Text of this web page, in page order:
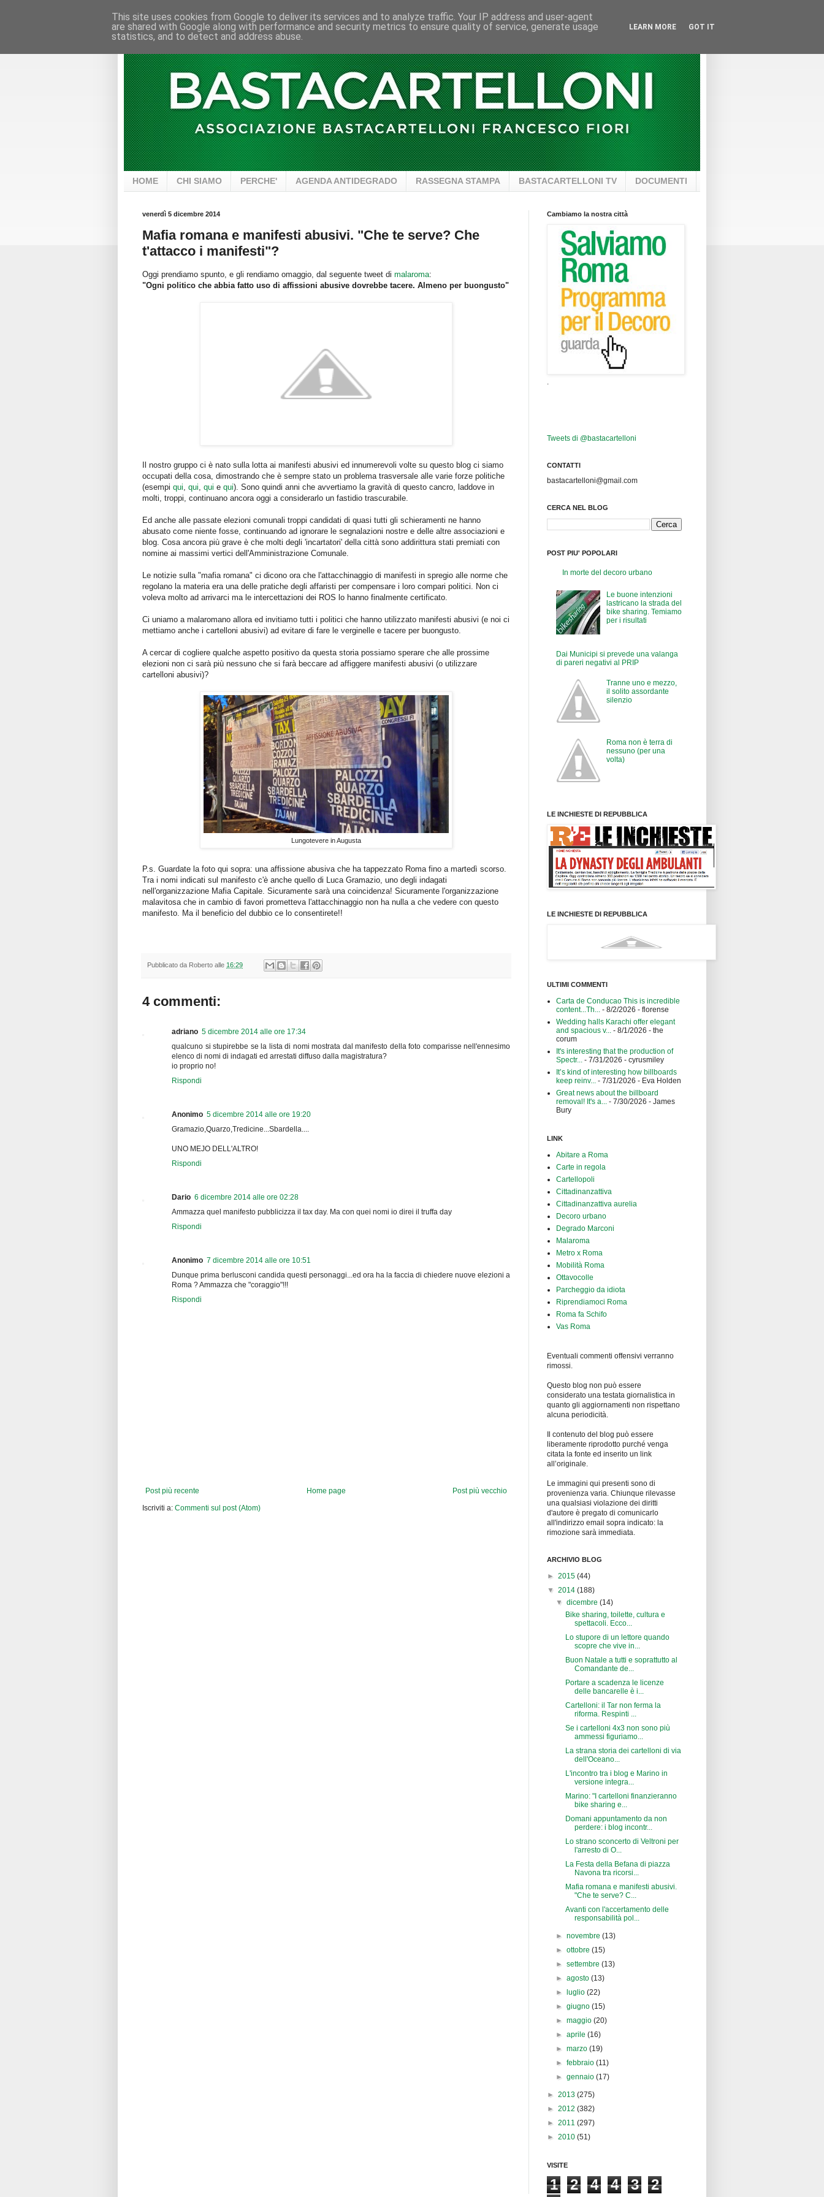
HOME CHI SIAMO PERCHE' AGENDA ANTIDEGRADO RASSEGNA STAMPA BASTACARTELLONI TV DOCUMENTI
venerdì 5 dicembre 2014
Mafia romana e manifesti abusivi. "Che te serve? Che
t'attacco i manifesti"?
Oggi prendiamo spunto, e gli rendiamo omaggio, dal seguente tweet di malaroma:
"Ogni politico che abbia fatto uso di affissioni abusive dovrebbe tacere. Almeno per buongusto"
Il nostro gruppo ci è nato sulla lotta ai manifesti abusivi ed innumerevoli volte su questo blog ci siamo
occupati della cosa, dimostrando che è sempre stato un problema trasversale alle varie forze politiche
(esempi qui, qui, qui e qui). Sono quindi anni che avvertiamo la gravità di questo cancro, laddove in
molti, troppi, continuano ancora oggi a considerarlo un fastidio trascurabile.
Ed anche alle passate elezioni comunali troppi candidati di quasi tutti gli schieramenti ne hanno
abusato come niente fosse, continuando ad ignorare le segnalazioni nostre e delle altre associazioni e
blog. Cosa ancora più grave è che molti degli 'incartatori' della città sono addirittura stati premiati con
nomine ai massimi vertici dell'Amministrazione Comunale.
Le notizie sulla "mafia romana" ci dicono ora che l'attacchinaggio di manifesti in spregio alle norme che
regolano la materia era una delle pratiche degli affaristi per compensare i loro compari politici. Non ci
voleva molto ad arrivarci ma le intercettazioni dei ROS lo hanno finalmente certificato.
Ci uniamo a malaromano allora ed invitiamo tutti i politici che hanno utilizzato manifesti abusivi (e noi ci
mettiamo anche i cartelloni abusivi) ad evitare di fare le verginelle e tacere per buongusto.
A cercar di cogliere qualche aspetto positivo da questa storia possiamo sperare che alle prossime
elezioni non ci sarà più nessuno che si farà beccare ad affiggere manifesti abusivi (o utilizzare
cartelloni abusivi)?
Lungotevere in Augusta
P.s. Guardate la foto qui sopra: una affissione abusiva che ha tappezzato Roma fino a martedì scorso.
Tra i nomi indicati sul manifesto c'è anche quello di Luca Gramazio, uno degli indagati
nell'organizzazione Mafia Capitale. Sicuramente sarà una coincidenza! Sicuramente l'organizzazione
malavitosa che in cambio di favori prometteva l'attacchinaggio non ha nulla a che vedere con questo
manifesto. Ma il beneficio del dubbio ce lo consentirete!!
Pubblicato da Roberto alle 16:29
4 commenti:
adriano 5 dicembre 2014 alle ore 17:34
qualcuno si stupirebbe se la lista di nomi mostrata dal manifesto della foto comparisse nell'ennesimo
elenco di nomi di indagati ed arrestati diffuso dalla magistratura?
io proprio no!
Rispondi
Anonimo 5 dicembre 2014 alle ore 19:20
Gramazio,Quarzo,Tredicine...Sbardella....
UNO MEJO DELL'ALTRO!
Rispondi
Dario 6 dicembre 2014 alle ore 02:28
Ammazza quel manifesto pubblicizza il tax day. Ma con quei nomi io direi il truffa day
Rispondi
Anonimo 7 dicembre 2014 alle ore 10:51
Dunque prima berlusconi candida questi personaggi...ed ora ha la faccia di chiedere nuove elezioni a
Roma ? Ammazza che "coraggio"!!!
Rispondi
Post più recente Post più vecchio
Home page
Iscriviti a: Commenti sul post (Atom)
Cambiamo la nostra città
Tweets di @bastacartelloni
CONTATTI
bastacartelloni@gmail.com
CERCA NEL BLOG
POST PIU' POPOLARI
In morte del decoro urbano
Le buone intenzioni
lastricano la strada del
bike sharing. Temiamo
per i risultati
Dai Municipi si prevede una valanga
di pareri negativi al PRIP
Tranne uno e mezzo,
il solito assordante
silenzio
Roma non è terra di
nessuno (per una
volta)
LE INCHIESTE DI REPUBBLICA
LE INCHIESTE DI REPUBBLICA
ULTIMI COMMENTI
Carta de Conducao This is incredible
content...Th... - 8/2/2026 - florense
Wedding halls Karachi offer elegant
and spacious v... - 8/1/2026 - the
corum
It's interesting that the production of
Spectr... - 7/31/2026 - cyrusmiley
It’s kind of interesting how billboards
keep reinv... - 7/31/2026 - Eva Holden
Great news about the billboard
removal! It's a... - 7/30/2026 - James
Bury
LINK
Abitare a Roma
Carte in regola
Cartellopoli
Cittadinanzattiva
Cittadinanzattiva aurelia
Decoro urbano
Degrado Marconi
Malaroma
Metro x Roma
Mobilità Roma
Ottavocolle
Parcheggio da idiota
Riprendiamoci Roma
Roma fa Schifo
Vas Roma
Eventuali commenti offensivi verranno
rimossi.
Questo blog non può essere
considerato una testata giornalistica in
quanto gli aggiornamenti non rispettano
alcuna periodicità.
Il contenuto del blog può essere
liberamente riprodotto purché venga
citata la fonte ed inserito un link
all’originale.
Le immagini qui presenti sono di
provenienza varia. Chiunque rilevasse
una qualsiasi violazione dei diritti
d'autore è pregato di comunicarlo
all'indirizzo email sopra indicato: la
rimozione sarà immediata.
ARCHIVIO BLOG
► 2015 (44)
▼ 2014 (188)
▼dicembre(14)
Bike sharing, toilette, cultura e
spettacoli. Ecco...
Lo stupore di un lettore quando
scopre che vive in...
Buon Natale a tutti e soprattutto al
Comandante de...
Portare a scadenza le licenze
delle bancarelle è i...
Cartelloni: il Tar non ferma la
riforma. Respinti ...
Se i cartelloni 4x3 non sono più
ammessi figuriamo...
La strana storia dei cartelloni di via
dell'Oceano...
L'incontro tra i blog e Marino in
versione integra...
Marino: "I cartelloni finanzieranno
bike sharing e...
Domani appuntamento da non
perdere: i blog incontr...
Lo strano sconcerto di Veltroni per
l'arresto di O...
La Festa della Befana di piazza
Navona tra ricorsi...
Mafia romana e manifesti abusivi.
"Che te serve? C...
Avanti con l'accertamento delle
responsabilità pol...
►novembre(13)
►ottobre(15)
►settembre(13)
►agosto(13)
►
luglio(22)
►giugno(15)
►maggio(20)
►aprile(16)
►marzo(19)
►febbraio(11)
►gennaio(17)
► 2013 (275)
► 2012 (382)
► 2011 (297)
► 2010 (51)
VISITE
1 2 4 4 3
2
This site uses cookies from Google to deliver its services and to analyze traffic. Your IP address and user-agent
are shared with Google along with performance and security metrics to ensure quality of service, generate usage
statistics, and to detect and address abuse.
LEARN MORE GOT IT